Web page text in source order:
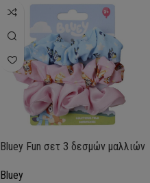
Bluey Fun σετ 3 δεσμών μαλλιών
Bluey